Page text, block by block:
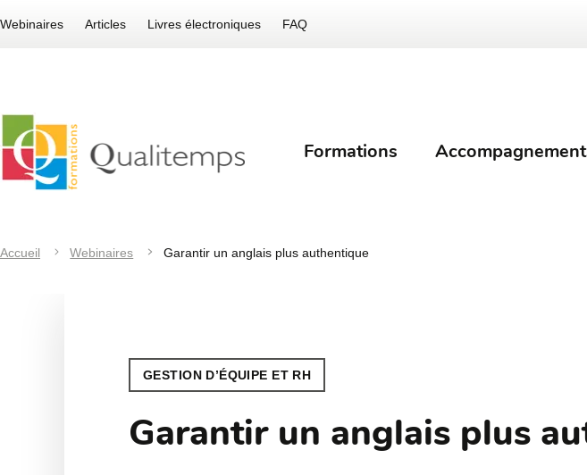
Webinaires Articles Livres électroniques FAQ
Formations
Accueil Webinaires Garantir un anglais plus authentique
GESTION D’ÉQUIPE ET RH
Garantir un anglais plus